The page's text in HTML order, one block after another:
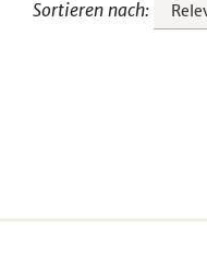
Sortieren nach